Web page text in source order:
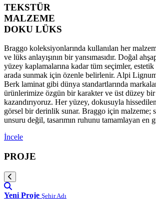
TEKSTÜR
MALZEME
DOKU LÜKS
Braggo koleksiyonlarında kullanılan her
ve lüks anlayışının bir yansımasıdır. Doğal
yüzey kaplamalarına kadar tüm seçimler, estetik
arada sunmak için özenle belirlenir. Alpi
Berk laminat gibi dünya standartlarında
ürünlerimize özgün bir karakter ve üst düzey
kazandırıyoruz. Her yüzey, dokusuyla
görsel bir derinlik sunar. Braggo için malzeme;
unsuru değil, tasarımın ruhunu tamamlayan en
İncele
PROJE
Yeni Proje Şehir Adı